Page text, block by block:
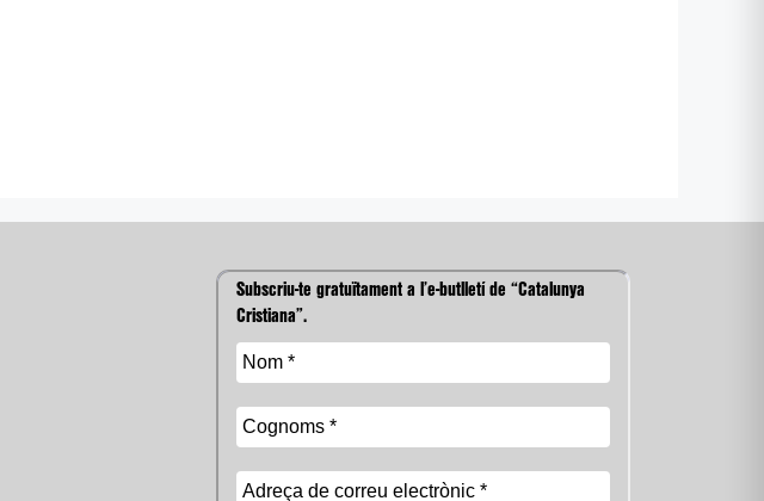
Subscriu-te gratuïtament a l’e-butlletí de “Catalunya
Cristiana”.